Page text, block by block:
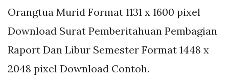
Orangtua Murid Format 1131 x 1600 pixel
Download Surat Pemberitahuan Pembagian
Raport Dan Libur Semester Format 1448 x
2048 pixel Download Contoh.